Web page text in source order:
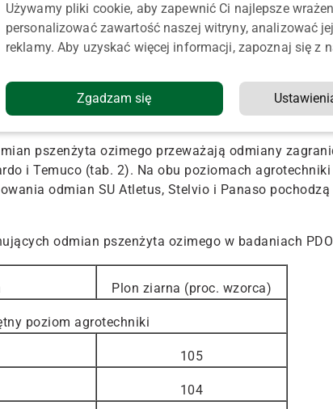
82,7 94,4
105
81
107
89
pszenżyta ozimego przeważają odmiany
i Temuco (tab. 2). Na obu poziomach
odmian SU Atletus, Stelvio i Panaso
odmian pszenżyta ozimego w badaniach
Plon ziarna (proc. wzorca)
poziom agrotechniki
105
104
Używamy pliki cookie, aby zapewnić Ci najlepsze
personalizować zawartość naszej witryny, analizować
reklamy. Aby uzyskać więcej informacji, zapoznaj się z
Zgadzam się